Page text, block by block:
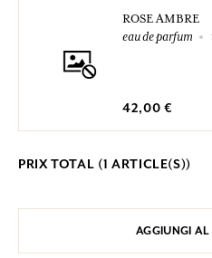
ROSE AMBRE
eau de parfum
42,00 €
PRIX TOTAL (1 ARTICLE(S))
AGGIUNGI AL